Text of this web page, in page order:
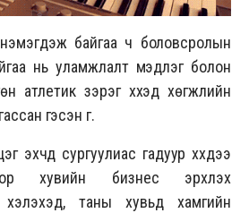
байгаа ч боловсролын
нь уламжлалт мэдлэг болон
атлетик зэрэг хүүхэд хөгжлийн
гэсэн үг.
эхчүүд сургуулиас гадуур хүүхдээ
хувийн бизнес эрхлэх
таны хувьд хамгийн